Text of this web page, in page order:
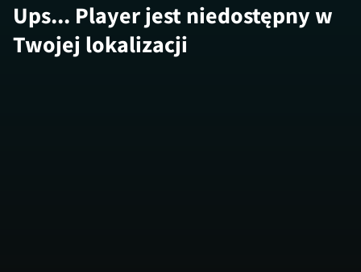
Ups... Player jest niedostępny w
Twojej lokalizacji